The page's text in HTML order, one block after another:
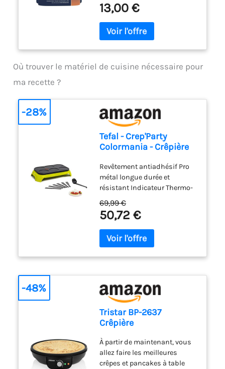
instantanée dans de l'eau
froide Beurre pour trekking
250 g de beurre en poudre
pour 350 g de beurre
13,00 €
Où trouver le matériel de cuisine nécessaire pour
ma recette ?
Tefal - Crep'Party
Colormania - Crêpière
personnes
Revêtement antiadhésif Pro
métal longue durée et
résistant Indicateur Thermo-
Spot pour une cuisson idéale
Contour thermoplastique
pour une utilisation sécurisée
Réparabilité15 ans, Garantie 2
ans Système de rangement
l'appareil Accessoires inclus :
FabriquÃéen France
69,99 €
50,72 €
-28%
Tristar BP-2637
Crêpière
À partir de maintenant, vous
allez faire les meilleures
crêpes et pancakes à table
-48%